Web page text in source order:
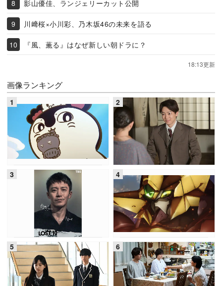
影山優佳、ランジェリーカット公開
川﨑桜×小川彩、乃木坂46の未来を語る
『風、薫る』はなぜ新しい朝ドラに？
18:13更新
画像ランキング